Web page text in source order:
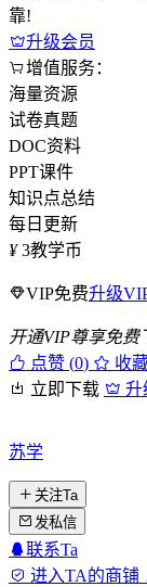
靠!
升级会员
增值服务：
海量资源
试卷真题
DOC资料
PPT课件
知识点总结
每日更新
¥ 3教学币
VIP免费升级
开通VIP尊享免费
点赞 (0)
收
立即下载
升
苏学
关注Ta
发私信
联系Ta
进入TA的商铺